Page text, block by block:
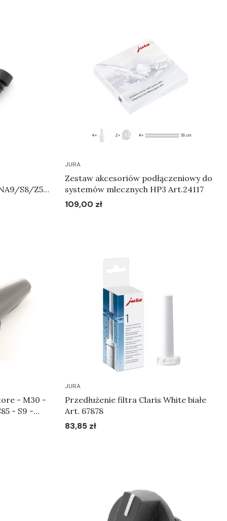
S8/Z5/
JURA
Zestaw akcesoriów podłączeniowy do
systemów mlecznych HP3 Art.24117
Cena
109,00 zł
- M30 -
- S9 -
- X95 -
JURA
Przedłużenie filtra Claris White białe
Art. 67878
Cena
83,85 zł